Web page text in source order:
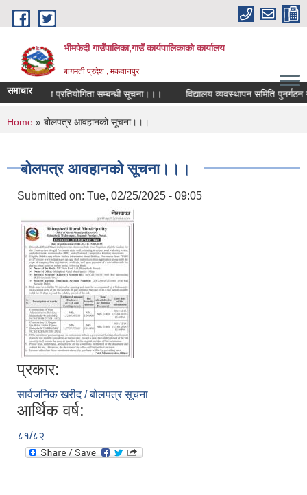
Skip to main content
भीमफेदी गाउँपालिका,गाउँ कार्यपालिकाकाे कार्यालय
बागमती प्रदेश , मकवानपुर
समाचारकविता प्रतियोगिता सम्बन्धी सूचना।।। विद्यालय व्यवस्थापन समिति पुनर्गठन
You are here
Home » बोलपत्र आवहानको सूचना।।।
बोलपत्र आवहानको सूचना।।।
Submitted on: Tue, 02/25/2025 - 09:05
प्रकार:
सार्वजनिक खरीद / बोलपत्र सूचना
आर्थिक वर्ष:
८१/८२